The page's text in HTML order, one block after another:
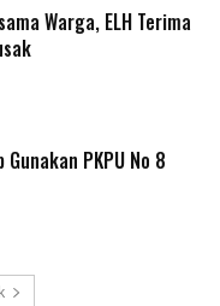
Warga, ELH Terima
Gunakan PKPU No 8